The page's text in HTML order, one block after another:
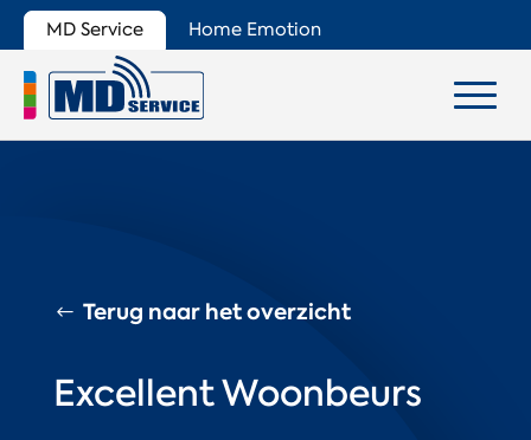
MD Service Home Emotion
Terug naar het overzicht
Excellent Woonbeurs